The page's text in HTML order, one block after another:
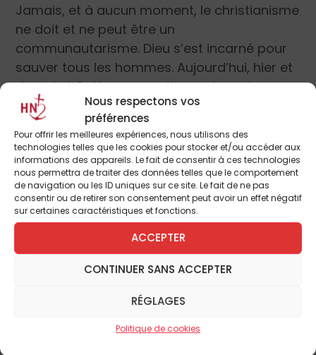
Nous respectons vos
préférences
Pour offrir les meilleures expériences, nous utilisons des
technologies telles que les cookies pour stocker et/ou accéder aux
informations des appareils. Le fait de consentir à ces technologies
nous permettra de traiter des données telles que le comportement
de navigation ou les ID uniques sur ce site. Le fait de ne pas
consentir ou de retirer son consentement peut avoir un effet négatif
sur certaines caractéristiques et fonctions.
ACCEPTER
CONTINUER SANS ACCEPTER
RÉGLAGES
Politique de cookies
Jamais, et à aucun moment, le christianisme
ne doit et ne peut être un
communautarisme. Dieu s’est incarné pour
sauver tous les hommes. Aujourd’hui, hier et
demain ! Cette perspective reste vraie
aujourd’hui, alors même que le troupeau
diminue et que les Pasteurs eux-mêmes
semblent vaciller ou douter de la portée du
message.
L’interdiction de poser des questions
Il faut cependant aller plus loin et trouver
dans ces exemples d’autres leçons. L’une
d’elles pourrait se formuler par le refus
Refus qui implique non une réaction